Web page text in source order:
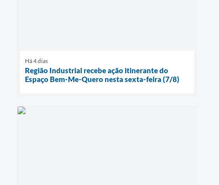
Há 4 dias
Região Industrial recebe ação itinerante do
Espaço Bem-Me-Quero nesta sexta-feira (7/8)